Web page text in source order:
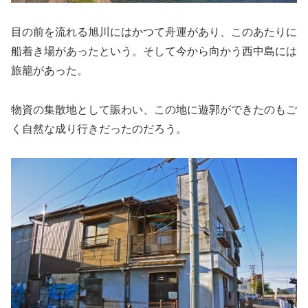
目の前を流れる旭川にはかつて舟運があり、このあたりに
船着き場があったという。そして今から向かう西中島には
旅籠があった。
物資の集散地として賑わい、この地に遊郭ができたのもご
く自然な成り行きだったのだろう。